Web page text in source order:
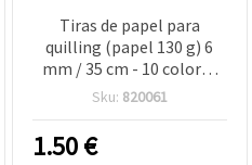
Tiras de papel para
quilling (papel 130 g) 6
mm / 35 cm - 10 colores
intensos surtidos - 100
Sku: 820061
1.50€